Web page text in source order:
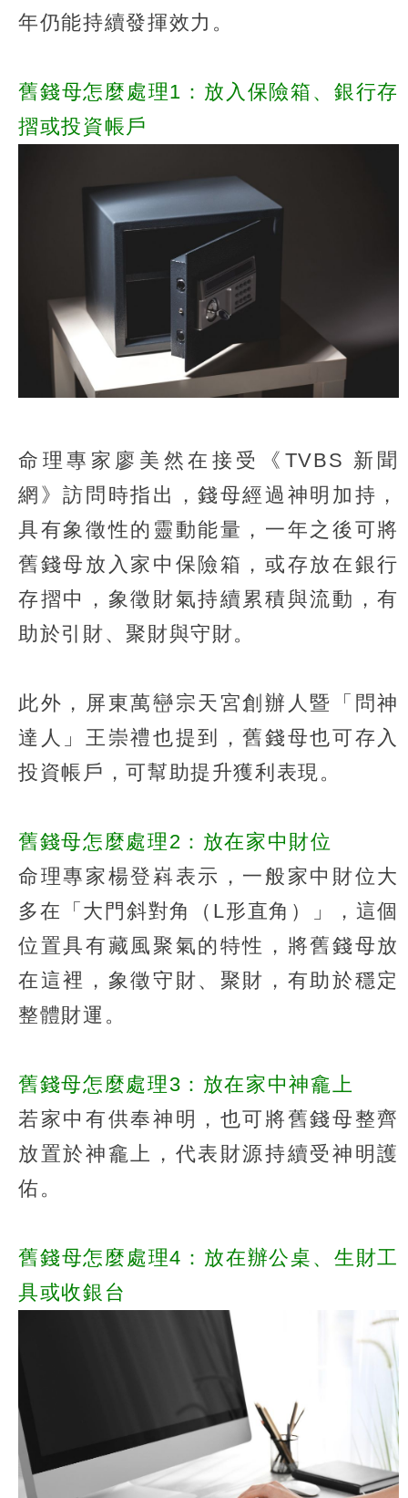
年仍能持續發揮效力。
舊錢母怎麼處理1：放入保險箱、銀行存
摺或投資帳戶
命理專家廖美然在接受《TVBS 新聞
網》訪問時指出，錢母經過神明加持，
具有象徵性的靈動能量，一年之後可將
舊錢母放入家中保險箱，或存放在銀行
存摺中，象徵財氣持續累積與流動，有
助於引財、聚財與守財。
此外，屏東萬巒宗天宮創辦人暨「問神
達人」王崇禮也提到，舊錢母也可存入
投資帳戶，可幫助提升獲利表現。
舊錢母怎麼處理2：放在家中財位
命理專家楊登嵙表示，一般家中財位大
多在「大門斜對角（L形直角）」，這個
位置具有藏風聚氣的特性，將舊錢母放
在這裡，象徵守財、聚財，有助於穩定
整體財運。
舊錢母怎麼處理3：放在家中神龕上
若家中有供奉神明，也可將舊錢母整齊
放置於神龕上，代表財源持續受神明護
佑。
舊錢母怎麼處理4：放在辦公桌、生財工
具或收銀台